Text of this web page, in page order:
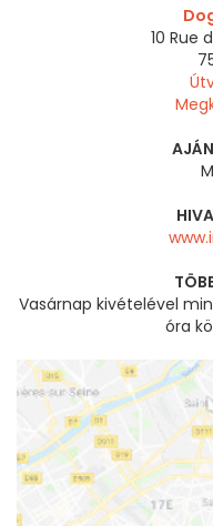
10 Rue
Vasárnap kivételével
óra